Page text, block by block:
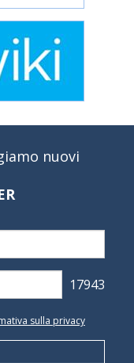
nuovi
sulla privacy